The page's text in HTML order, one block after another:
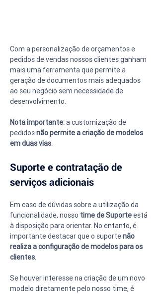
Com a personalização de orçamentos e
pedidos de vendas nossos clientes ganham
mais uma ferramenta que permite a
geração de documentos mais adequados
ao seu negócio sem necessidade de
desenvolvimento.
Nota importante: a customização de
pedidos não permite a criação de modelos
em duas vias.
Suporte e contratação de
serviços adicionais
Em caso de dúvidas sobre a utilização da
funcionalidade, nosso time de Suporte está
à disposição para orientar. No entanto, é
importante destacar que o suporte não
realiza a configuração de modelos para os
clientes.
Se houver interesse na criação de um novo
modelo diretamente pelo nosso time, é